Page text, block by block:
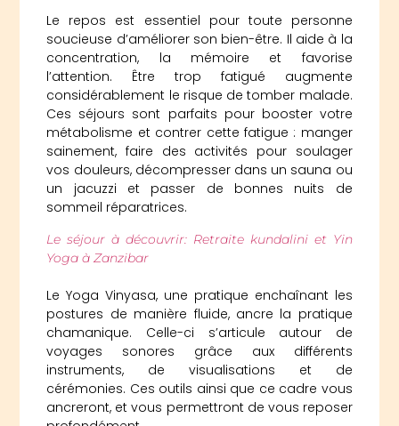
Le repos est essentiel pour toute personne
soucieuse d’améliorer son bien-être. Il aide à la
concentration, la mémoire et favorise
l’attention. Être trop fatigué augmente
considérablement le risque de tomber malade.
Ces séjours sont parfaits pour booster votre
métabolisme et contrer cette fatigue : manger
sainement, faire des activités pour soulager
vos douleurs, décompresser dans un sauna ou
un jacuzzi et passer de bonnes nuits de
sommeil réparatrices.
Le séjour à découvrir: Retraite kundalini et Yin
Yoga à Zanzibar
Le Yoga Vinyasa, une pratique enchaînant les
postures de manière fluide, ancre la pratique
chamanique. Celle-ci s’articule autour de
voyages sonores grâce aux différents
instruments, de visualisations et de
cérémonies. Ces outils ainsi que ce cadre vous
ancreront, et vous permettront de vous reposer